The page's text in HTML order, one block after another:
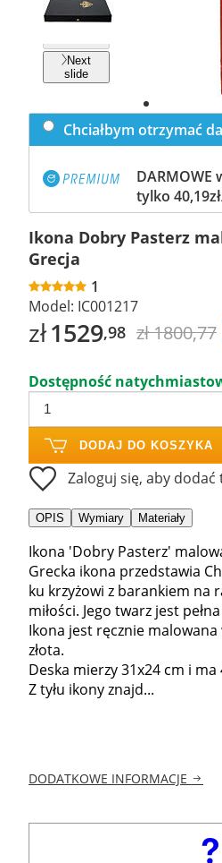
Previous
Next
slide
Chciałbym otrzymać
DARMOWE
tylko
Ikona Dobry Pasterz
Grecja
1
Model: IC001217
zł1529,98 zł 1800,77
Dostępność
DODAJ DO KOSZYKA
Zaloguj się, aby dodać
OPIS Wymiary Materiały
Ikona 'Dobry Pasterz'
Grecka ikona przedstawia
ku krzyżowi z barankiem na
miłości. Jego twarz jest
Ikona jest ręcznie
złota.
Deska mierzy 31x24 cm i
Z tyłu ikony znajd...
DODATKOWE INFORMACJE